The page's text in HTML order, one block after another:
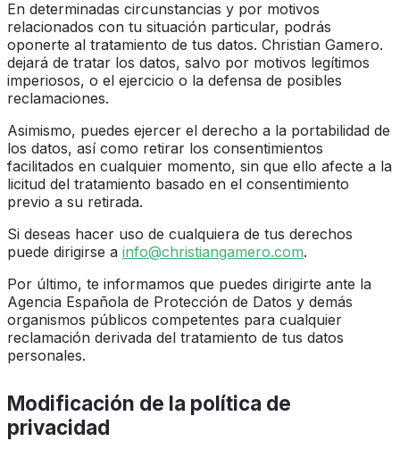
En determinadas circunstancias y por motivos
relacionados con tu situación particular, podrás
oponerte al tratamiento de tus datos. Christian Gamero.
dejará de tratar los datos, salvo por motivos legítimos
imperiosos, o el ejercicio o la defensa de posibles
reclamaciones.
Asimismo, puedes ejercer el derecho a la portabilidad de
los datos, así como retirar los consentimientos
facilitados en cualquier momento, sin que ello afecte a la
licitud del tratamiento basado en el consentimiento
previo a su retirada.
Si deseas hacer uso de cualquiera de tus derechos
puede dirigirse a info@christiangamero.com.
Por último, te informamos que puedes dirigirte ante la
Agencia Española de Protección de Datos y demás
organismos públicos competentes para cualquier
reclamación derivada del tratamiento de tus datos
personales.
Modificación de la política de
privacidad